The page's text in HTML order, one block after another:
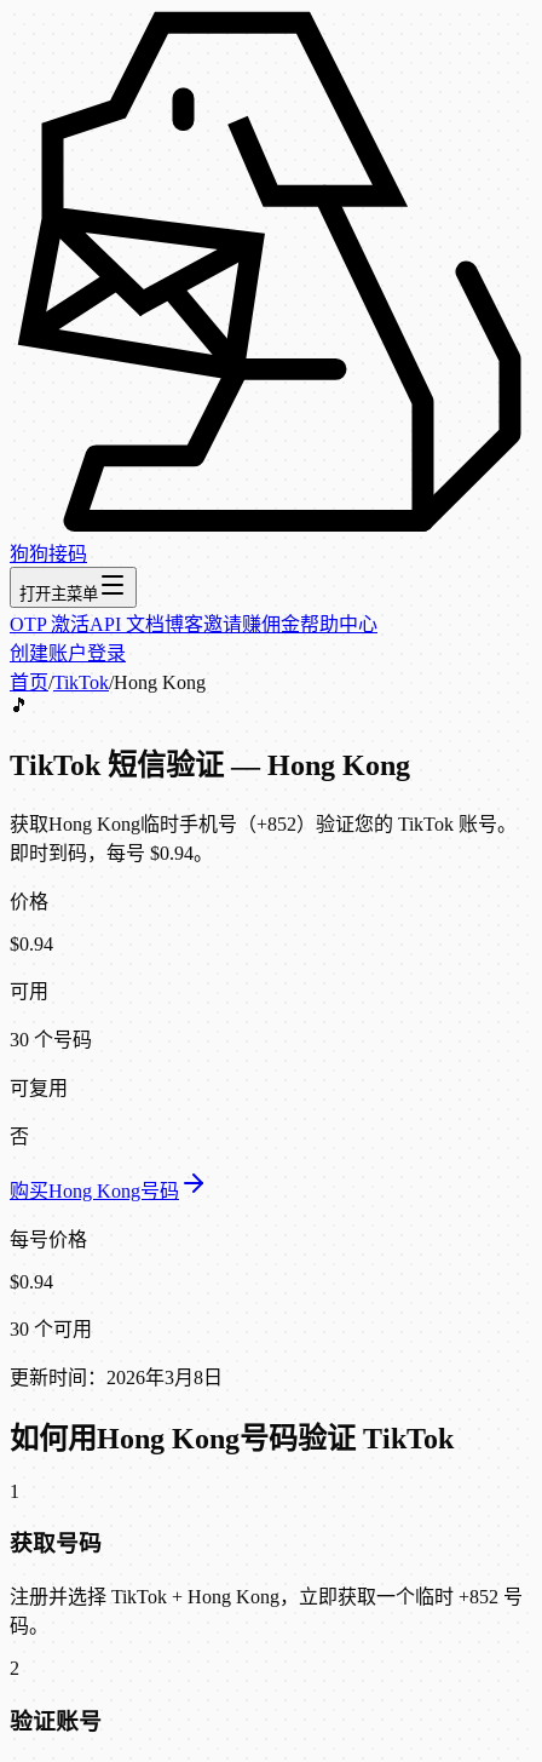
狗狗接码
打开主菜单
OTP 激活API 文档博客邀请赚佣金帮助中心
创建账户登录
首页/TikTok/Hong Kong
🎵
TikTok 短信验证 — Hong Kong
获取Hong Kong临时手机号（+852）验证您的 TikTok 账号。
即时到码，每号 $0.94。
价格
$0.94
可用
30 个号码
可复用
否
购买Hong Kong号码
每号价格
$0.94
30 个可用
更新时间：2026年3月8日
如何用Hong Kong号码验证 TikTok
1
获取号码
注册并选择 TikTok + Hong Kong，立即获取一个临时 +852 号
码。
2
验证账号